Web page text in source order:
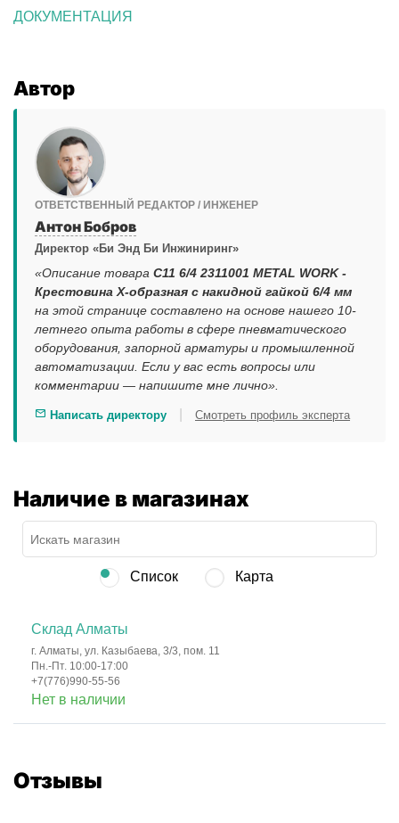
ДОКУМЕНТАЦИЯ
Автор
ОТВЕТСТВЕННЫЙ РЕДАКТОР / ИНЖЕНЕР
Антон Бобров
Директор «Би Энд Би Инжиниринг»
«Описание товара C11 6/4 2311001 METAL WORK -
Крестовина X-образная с накидной гайкой 6/4 мм
на этой странице составлено на основе нашего 10-
летнего опыта работы в сфере пневматического
оборудования, запорной арматуры и промышленной
автоматизации. Если у вас есть вопросы или
комментарии — напишите мне лично».
Написать директору Смотреть профиль эксперта
Наличие в магазинах
Список Карта
Склад Алматы
г. Алматы, ул. Казыбаева, 3/3, пом. 11
Пн.-Пт. 10:00-17:00
+7(776)990-55-56
Нет в наличии
Отзывы